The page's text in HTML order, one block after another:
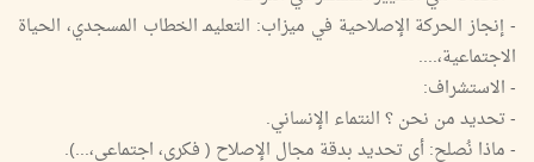
- إنجاز الحركة الإصلاحية في ميزاب: التعليمـ الخطاب المسجدي، الحياة
الاجتماعية،....
- الاستشراف:
- تحديد من نحن ؟ النتماء الإنساني.
- ماذا نُصلح: أي تحديد بدقة مجال الإصلاح ( فكري، اجتماعي،...).